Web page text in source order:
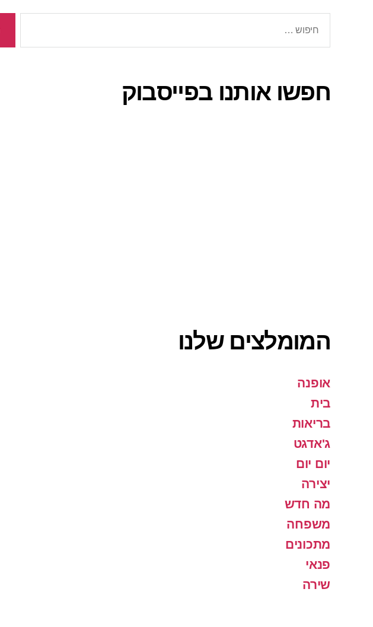
חפשו אותנו בפייסבוק
המומלצים שלנו
אופנה
בית
בריאות
ג'אדגט
יום יום
יצירה
מה חדש
משפחה
מתכונים
פנאי
שירה